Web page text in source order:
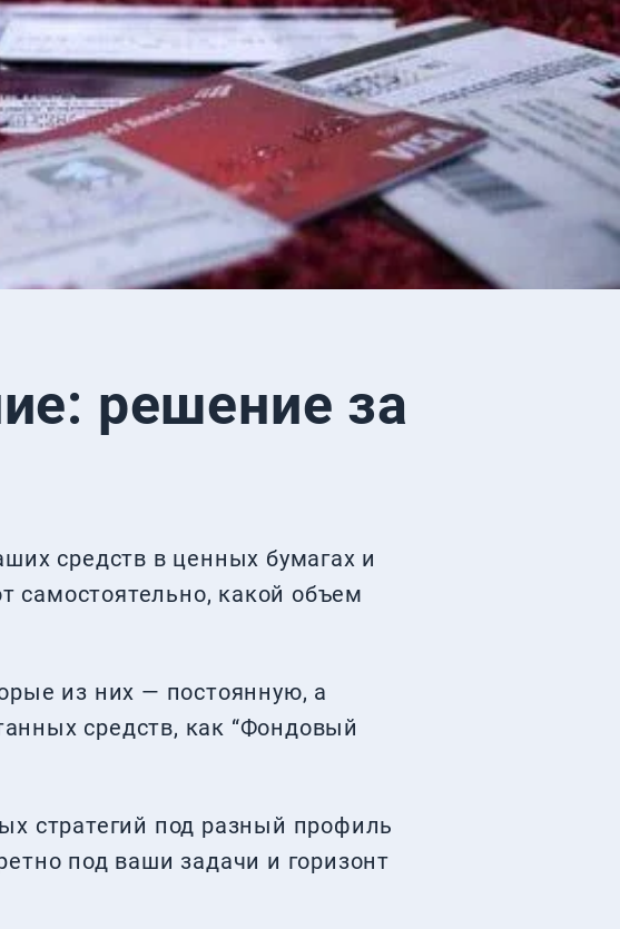
решение за
средств в ценных бумагах и
какой объем
из них — постоянную, а
средств, как “Фондовый
стратегий под разный профиль
под ваши задачи и горизонт